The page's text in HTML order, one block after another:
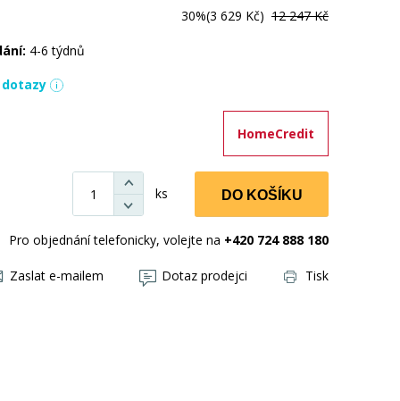
30%(3 629 Kč) 12 247 Kč
4-6 týdnů
dotazy
HomeCredit
ks DO KOŠÍKU
Pro objednání telefonicky, volejte na +420 724 888 180
Zaslat e-mailem Dotaz prodejci Tisk